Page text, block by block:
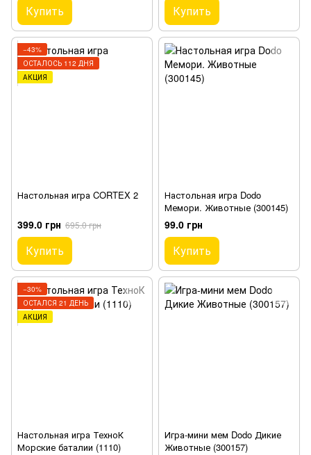
Купить Купить
−43%
ОСТАЛОСЬ 112 ДНЯ
АКЦИЯ
Настольная игра CORTEX 2
399.0 грн 695.0 грн
Купить
Настольная игра Dodo
Мемори. Животные (300145)
99.0 грн
Купить
−30%
ОСТАЛСЯ 21 ДЕНЬ
АКЦИЯ
Настольная игра ТехноК
Морские баталии (1110)
Игра-мини мем Dodo Дикие
Животные (300157)